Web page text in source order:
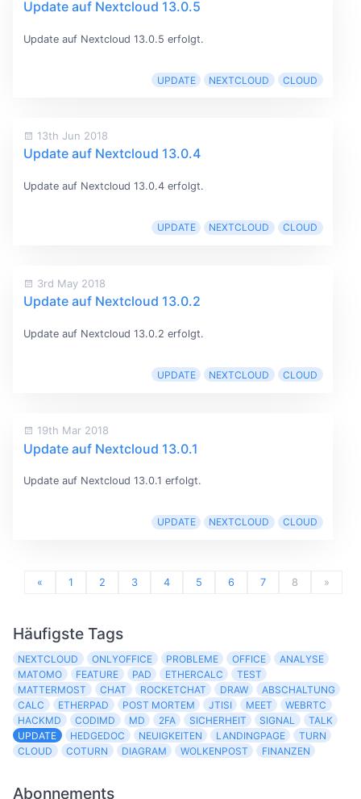
Update auf Nextcloud 13.0.5
Update auf Nextcloud 13.0.5 erfolgt.
UPDATE NEXTCLOUD CLOUD
13th Jun 2018
Update auf Nextcloud 13.0.4
Update auf Nextcloud 13.0.4 erfolgt.
UPDATE NEXTCLOUD CLOUD
3rd May 2018
Update auf Nextcloud 13.0.2
Update auf Nextcloud 13.0.2 erfolgt.
UPDATE NEXTCLOUD CLOUD
19th Mar 2018
Update auf Nextcloud 13.0.1
Update auf Nextcloud 13.0.1 erfolgt.
UPDATE NEXTCLOUD CLOUD
« 1 2 3 4 5 6 7 8 »
Häufigste Tags
NEXTCLOUD ONLYOFFICE PROBLEME OFFICE
ANALYSE
MATOMO
FEATURE PAD ETHERCALC
TEST
MATTERMOST
CHAT ROCKETCHAT DRAW
ABSCHALTUNG
CALC
ETHERPAD POST MORTEM JTISI MEET
WEBRTC
HACKMD
CODIMD MD 2FA SICHERHEIT SIGNAL
TALK
UPDATE
HEDGEDOC NEUIGKEITEN LANDINGPAGE
TURN
CLOUD
COTURN DIAGRAM WOLKENPOST FINANZEN
Abonnements